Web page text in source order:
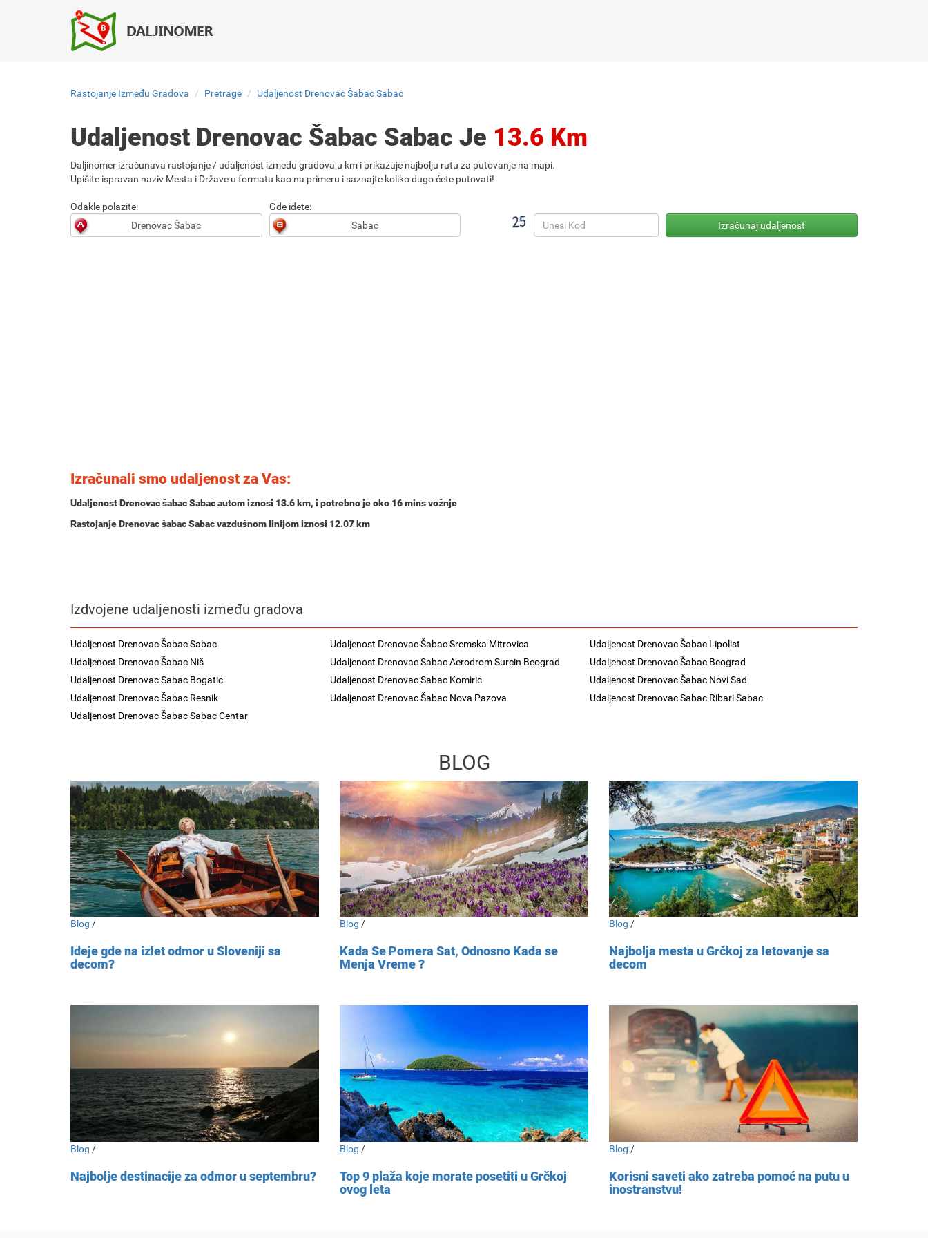
Rastojanje Između Gradova Pretrage Udaljenost Drenovac Šabac Sabac
Udaljenost Drenovac Šabac Sabac Je 13.6 Km
Daljinomer izračunava rastojanje / udaljenost između gradova u km i prikazuje najbolju rutu za putovanje na mapi.
Upišite ispravan naziv Mesta i Države u formatu kao na primeru i saznajte koliko dugo ćete putovati!
Odakle polazite: Gde idete:
Izračunali smo udaljenost za Vas:
Udaljenost Drenovac šabac Sabac autom iznosi 13.6 km, i potrebno je oko 16 minsvožnje
Rastojanje Drenovac šabac Sabac vazdušnom linijom iznosi 12.07 km
Izdvojene udaljenosti između gradova
Udaljenost Drenovac Šabac Sabac Udaljenost Drenovac Šabac Sremska Mitrovica
Udaljenost Drenovac Šabac Lipolist
Udaljenost Drenovac Šabac Niš
Udaljenost Drenovac Sabac Aerodrom Surcin Beograd
Udaljenost Drenovac Šabac Beograd
Udaljenost Drenovac Sabac Bogatic
Udaljenost Drenovac Sabac Komiric
Udaljenost Drenovac Šabac Novi Sad
Udaljenost Drenovac Šabac Resnik
Udaljenost Drenovac Šabac Nova Pazova
Udaljenost Drenovac Sabac Ribari Sabac
Udaljenost Drenovac Šabac Sabac Centar
BLOG
Blog /
Ideje gde na izlet odmor u Sloveniji sa
decom?
Blog /
Kada Se Pomera Sat, Odnosno Kada se
Menja Vreme ?
Blog /
Najbolja mesta u Grčkoj za letovanje sa
decom
Blog /
Najbolje destinacije za odmor u septembru?
Blog /
Top 9 plaža koje morate posetiti u Grčkoj
ovog leta
Blog /
Korisni saveti ako zatreba pomoć na putu u
inostranstvu!